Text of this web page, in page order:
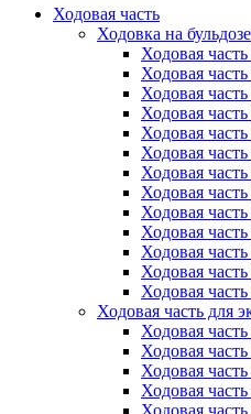
Ходовая часть
Ходовка на
Ходовая
Ходовая
Ходовая
Ходовая
Ходовая
Ходовая часть
Ходовая
Ходовая
Ходовая
Ходовая
Ходовая
Ходовая
Ходовая
Ходовая часть для
Ходовая
Ходовая
Ходовая
Ходовая
Ходовая